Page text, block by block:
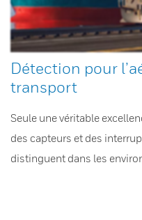
Détection pour
transport
Seule une véritable
des capteurs et des
distinguent dans les